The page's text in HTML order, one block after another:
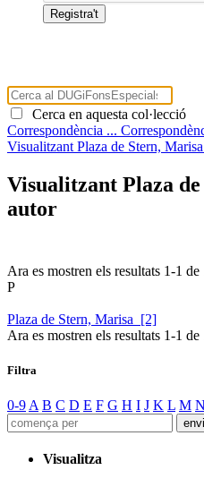
Cerca en aquesta col·lecció
Correspondència ...
Visualitzant Plaza de Stern,
Visualitzant Plaza
autor
Ara es mostren els resultats 1-1 de
P
Plaza de Stern, Marisa [2]
Ara es mostren els resultats 1-1 de
Filtra
0-9 A B C D E F G H I J K L M N
Visualitza